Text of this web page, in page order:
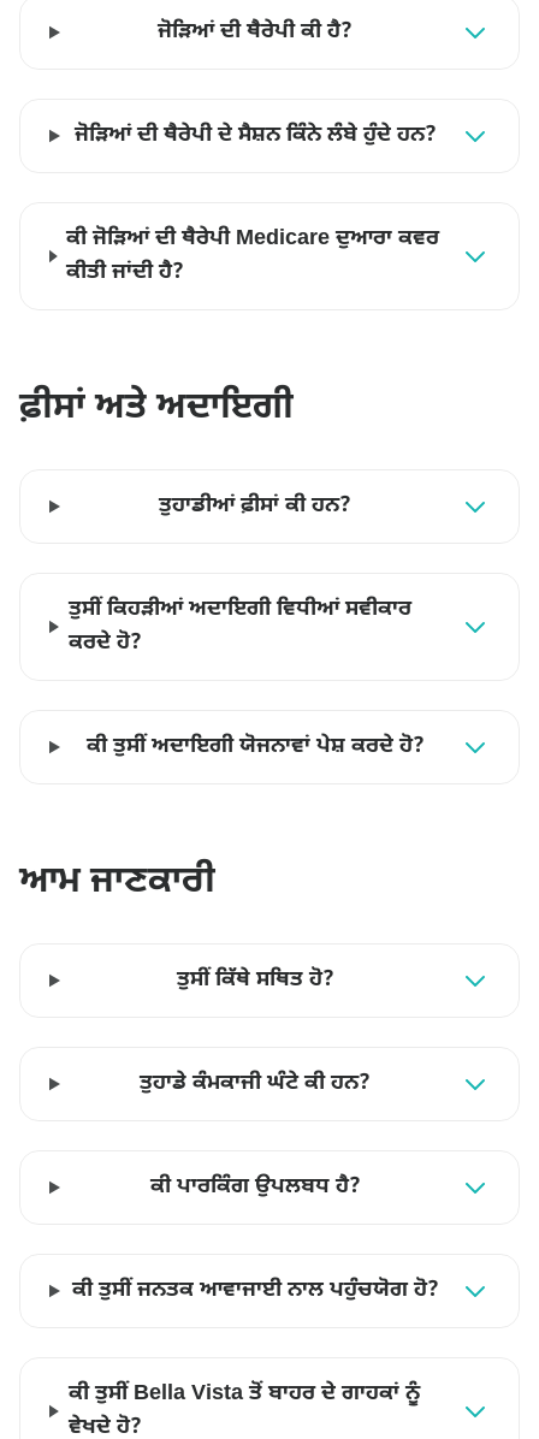
ਜੋੜਿਆਂ ਦੀ ਥੈਰੇਪੀ ਕੀ ਹੈ?
ਜੋੜਿਆਂ ਦੀ ਥੈਰੇਪੀ ਦੇ ਸੈਸ਼ਨ ਕਿੰਨੇ ਲੰਬੇ ਹੁੰਦੇ ਹਨ?
ਕੀ ਜੋੜਿਆਂ ਦੀ ਥੈਰੇਪੀ Medicare ਦੁਆਰਾ ਕਵਰ
ਕੀਤੀ ਜਾਂਦੀ ਹੈ?
ਫ਼ੀਸਾਂ ਅਤੇ ਅਦਾਇਗੀ
ਤੁਹਾਡੀਆਂ ਫ਼ੀਸਾਂ ਕੀ ਹਨ?
ਤੁਸੀਂ ਕਿਹੜੀਆਂ ਅਦਾਇਗੀ ਵਿਧੀਆਂ ਸਵੀਕਾਰ
ਕਰਦੇ ਹੋ?
ਕੀ ਤੁਸੀਂ ਅਦਾਇਗੀ ਯੋਜਨਾਵਾਂ ਪੇਸ਼ ਕਰਦੇ ਹੋ?
ਆਮ ਜਾਣਕਾਰੀ
ਤੁਸੀਂ ਕਿੱਥੇ ਸਥਿਤ ਹੋ?
ਤੁਹਾਡੇ ਕੰਮਕਾਜੀ ਘੰਟੇ ਕੀ ਹਨ?
ਕੀ ਪਾਰਕਿੰਗ ਉਪਲਬਧ ਹੈ?
ਕੀ ਤੁਸੀਂ ਜਨਤਕ ਆਵਾਜਾਈ ਨਾਲ ਪਹੁੰਚਯੋਗ ਹੋ?
ਕੀ ਤੁਸੀਂ Bella Vista ਤੋਂ ਬਾਹਰ ਦੇ ਗਾਹਕਾਂ ਨੂੰ
ਵੇਖਦੇ ਹੋ?